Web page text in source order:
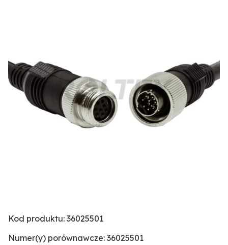
Kod produktu: 36025501
Numer(y) porównawcze: 36025501